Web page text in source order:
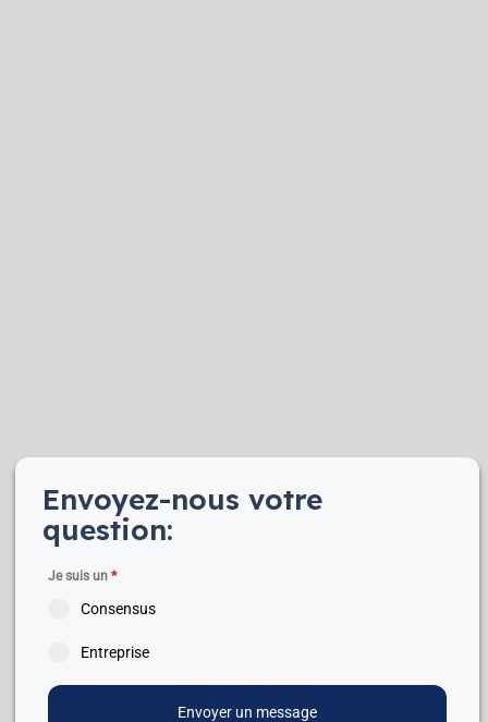
Envoyez-nous votre
question:
Je suis un*
Consensus
Entreprise
Envoyer un message